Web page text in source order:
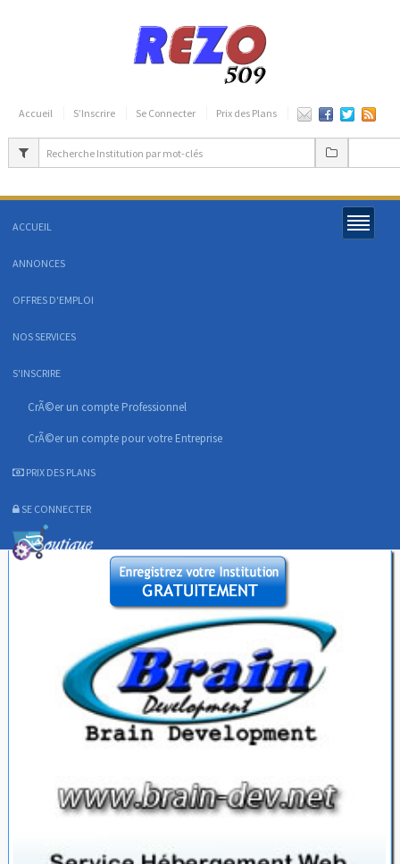
Accueil S’Inscrire Se Connecter Prix des Plans
ACCUEIL
ANNONCES
OFFRES D'EMPLOI
NOS SERVICES
S'INSCRIRE
CrÃ©er un compte Professionnel
CrÃ©er un compte pour votre Entreprise
PRIX DES PLANS
SE CONNECTER